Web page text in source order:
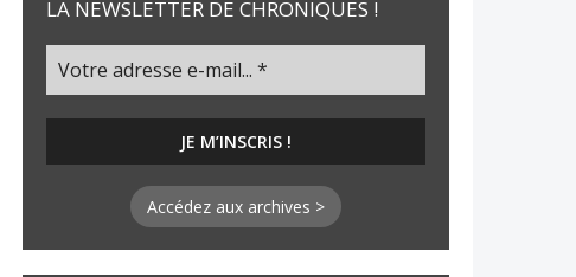
LA NEWSLETTER DE CHRONIQUES !
Accédez aux archives >